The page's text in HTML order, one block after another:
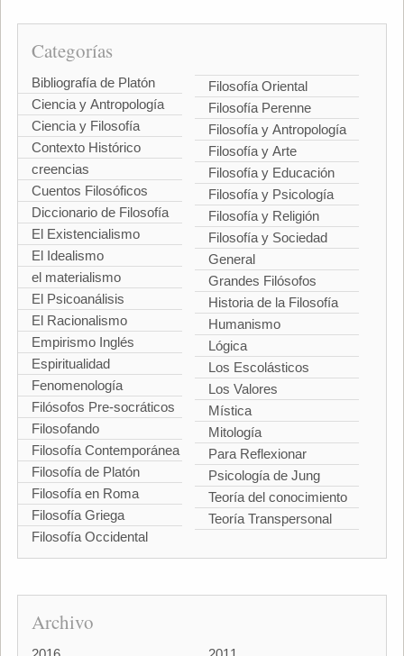
Categorías
Bibliografía de Platón
Ciencia y Antropología
Ciencia y Filosofía
Contexto Histórico
creencias
Cuentos Filosóficos
Diccionario de Filosofía
El Existencialismo
El Idealismo
el materialismo
El Psicoanálisis
El Racionalismo
Empirismo Inglés
Espiritualidad
Fenomenología
Filósofos Pre-socráticos
Filosofando
Filosofía Contemporánea
Filosofía de Platón
Filosofía en Roma
Filosofía Griega
Filosofía Occidental
Filosofía Oriental
Filosofía Perenne
Filosofía y Antropología
Filosofía y Arte
Filosofía y Educación
Filosofía y Psicología
Filosofía y Religión
Filosofía y Sociedad
General
Grandes Filósofos
Historia de la Filosofía
Humanismo
Lógica
Los Escolásticos
Los Valores
Mística
Mitología
Para Reflexionar
Psicología de Jung
Teoría del conocimiento
Teoría Transpersonal
Archivo